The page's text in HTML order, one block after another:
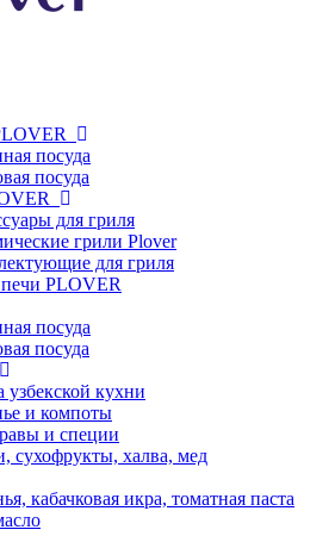
посуда
посуда
для гриля
грили Plover
для гриля
PLOVER
посуда
посуда
узбекской кухни
и компоты
и специи
сухофрукты, халва, мед
кабачковая икра, томатная паста